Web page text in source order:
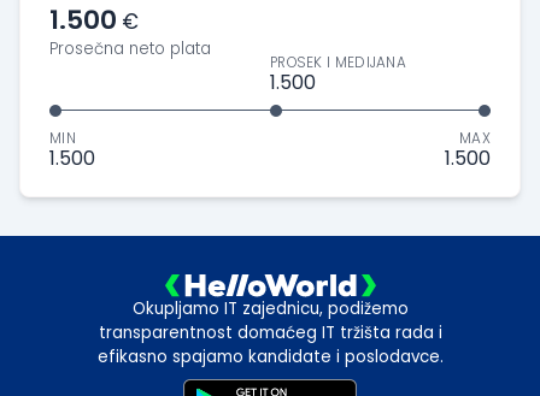
1.500 €
Prosečna neto plata
MIN
1.500
PROSEK I MEDIJANA
1.500
MAX
1.500
Okupljamo IT zajednicu, podižemo
transparentnost domaćeg IT tržišta rada i
efikasno spajamo kandidate i poslodavce.